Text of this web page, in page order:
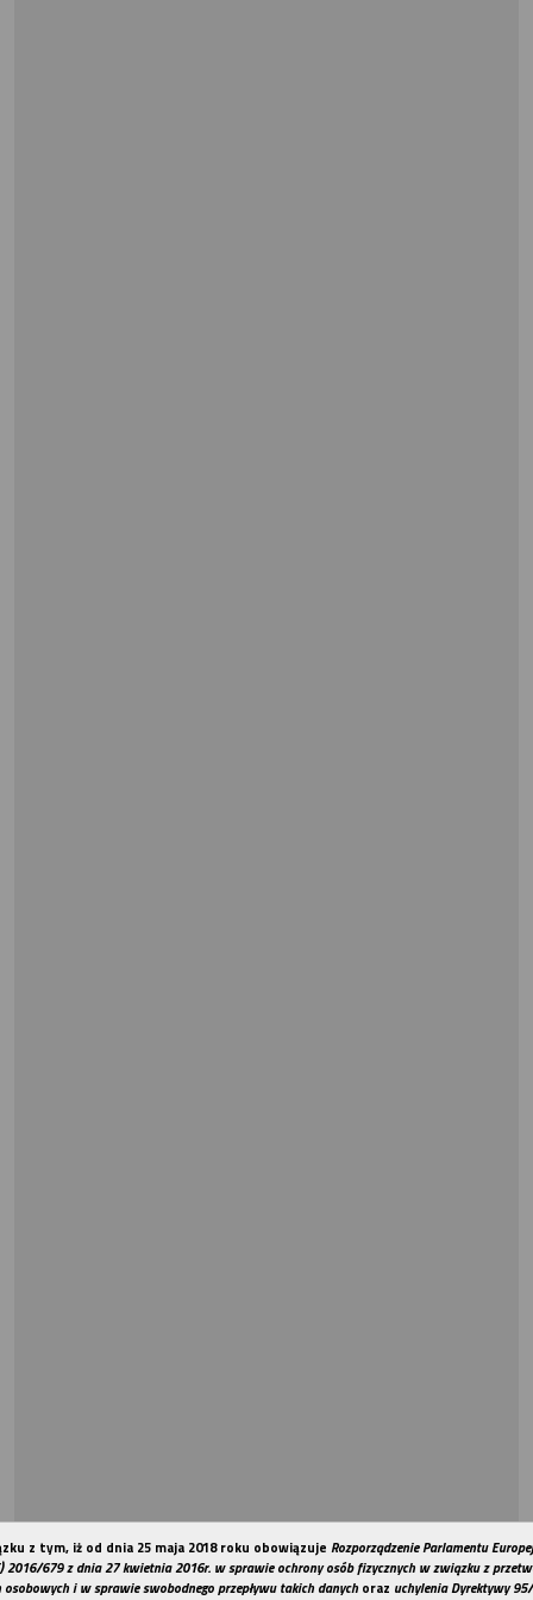
REKLAMA
z tym, iż od dnia 25 maja 2018 roku obowiązuje Rozporządzenie Parlamentu
2016/679 z dnia 27 kwietnia 2016r. w sprawie ochrony osób fizycznych w związku z
osobowych i w sprawie swobodnego przepływu takich danych oraz uchylenia Dyrektywy